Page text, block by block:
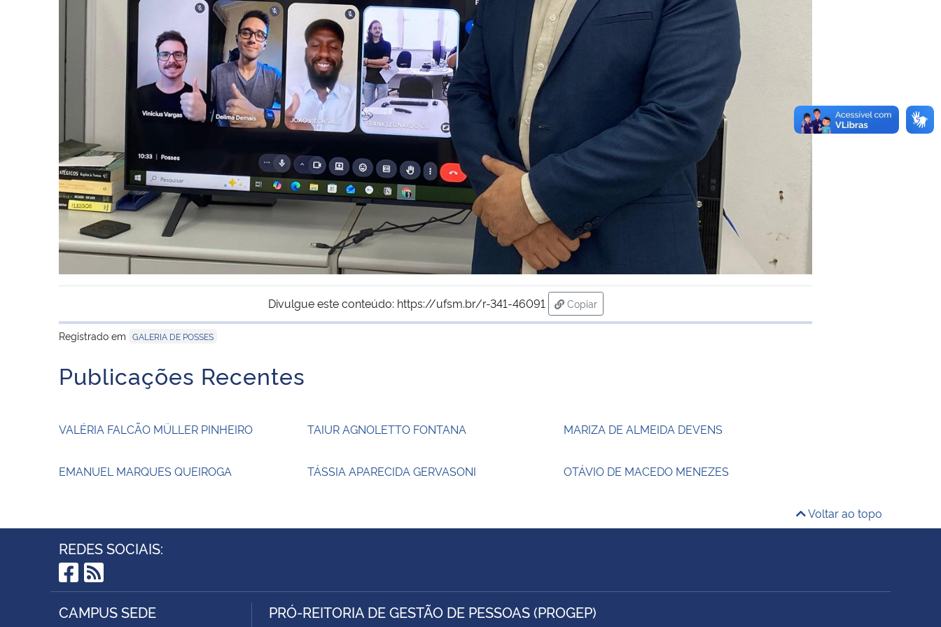
Divulgue este conteúdo: https://ufsm.br/r-341-46091
Copiar
para área de transferência
Registrado em GALERIA DE POSSES
Publicações Recentes
VALÉRIA FALCÃO MÜLLER PINHEIRO TAIUR AGNOLETTO FONTANA MARIZA DE ALMEIDA DEVENS
EMANUEL MARQUES QUEIROGA TÁSSIA APARECIDA GERVASONI OTÁVIO DE MACEDO MENEZES
Voltar ao topo
REDES SOCIAIS:
Facebook
RSS
CAMPUS SEDE PRÓ-REITORIA DE GESTÃO DE PESSOAS (PROGEP)